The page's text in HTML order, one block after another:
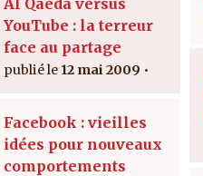
YouTube : la terreur
face au partage
12 mai 2009
Facebook : vieilles
idées pour nouveaux
comportements